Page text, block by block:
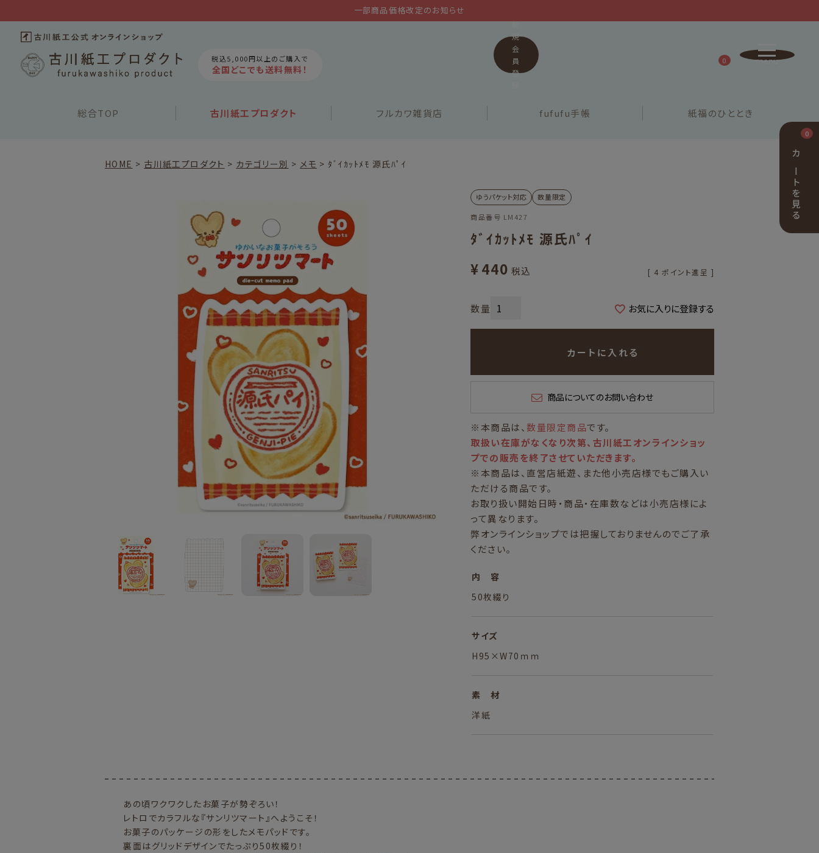
一部商品価格改定のお知らせ
税込5,000円以上のご購入で
全国どこでも送料無料！
総合TOP 古川紙工プロダクト フルカワ雑貨店 fufufu手帳 紙福のひととき
新
規
会
員
登
0
HOME 古川紙工プロダクト カテゴリー別 メモ ﾀﾞｲｶｯﾄﾒﾓ 源氏ﾊﾟｲ
ゆうパケット対応 数量限定
商品番号 LM427
ﾀﾞｲｶｯﾄﾒﾓ 源氏ﾊﾟｲ
¥440 税込 [ 4 ポイント進呈 ]
お気に入りに登録する
カートに入れる
商品についてのお問い合わせ
※本商品は、数量限定商品です。
取扱い在庫がなくなり次第、古川紙工オンラインショッ
プでの販売を終了させていただきます。
※本商品は、直営店紙遊、また他小売店様でもご購入い
ただける商品です。
お取り扱い開始日時・商品・在庫数などは小売店様によ
って異なります。
弊オンラインショップでは把握しておりませんのでご了承
ください。
内 容
50枚綴り
サイズ
H95×W70ｍｍ
素 材
洋紙
0
カートを見る
あの頃ワクワクしたお菓子が勢ぞろい！
レトロでカラフルな『サンリツマート』へようこそ！
お菓子のパッケージの形をしたメモパッドです。
裏面はグリッドデザインでたっぷり50枚綴り！